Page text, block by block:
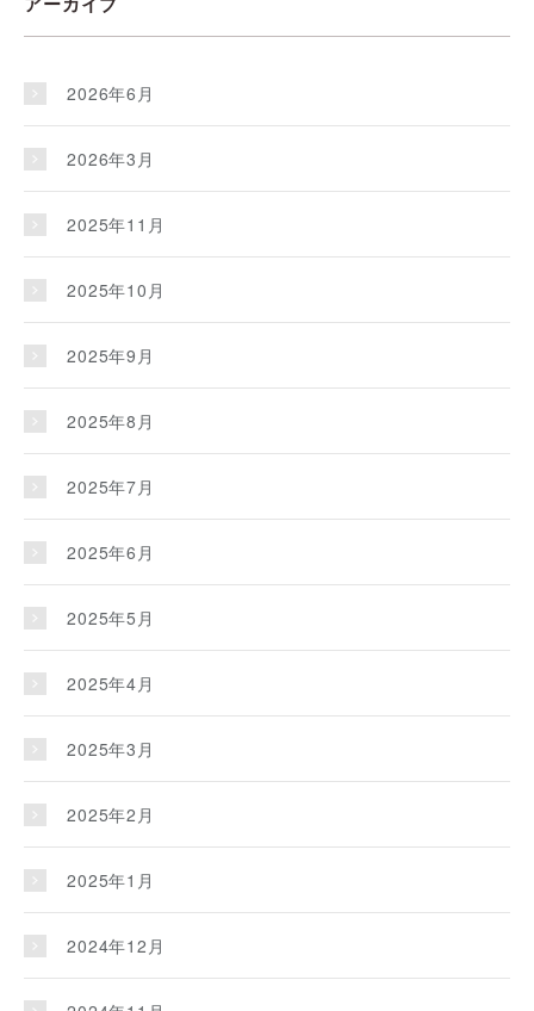
2026年6月
2026年3月
2025年11月
2025年10月
2025年9月
2025年8月
2025年7月
2025年6月
2025年5月
2025年4月
2025年3月
2025年2月
2025年1月
2024年12月